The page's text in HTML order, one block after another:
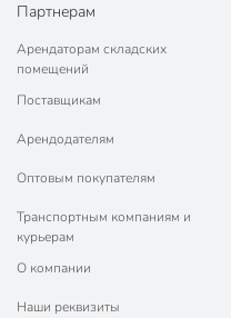
Партнерам
Арендаторам складских
помещений
Поставщикам
Арендодателям
Оптовым покупателям
Транспортным компаниям и
курьерам
О компании
Наши реквизиты